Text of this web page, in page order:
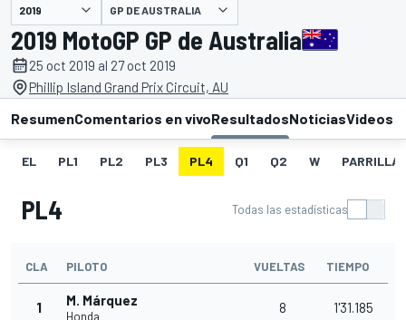
presentado por GP DE AUSTRALIA
2019 MotoGP GP de Australia
25 oct 2019 al 27 oct 2019
Phillip Island Grand Prix Circuit, AU
ResumenComentarios en vivoResultadosNoticiasVideos
EL PL1 PL2 PL3 PL4 Q1 Q2 W PARRILLA
PL4 Todas las estadísticas
CLA PILOTO VUELTAS TIEMPO
1 M. Márquez
Honda
8 1'31.185